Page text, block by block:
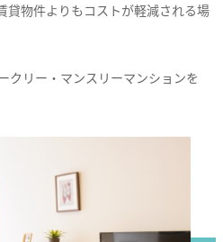
貸物件よりもコストが軽減される場
クリー・マンスリーマンションを